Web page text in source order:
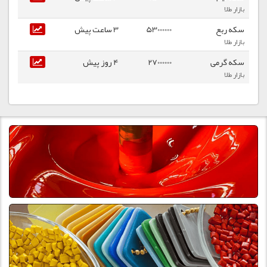
بازار طلا
سکه ربع
بازار طلا
53000000
3 ساعت پیش
سکه گرمی
بازار طلا
27000000 4 روز پیش